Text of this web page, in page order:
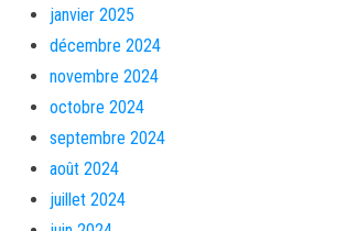
janvier 2025
décembre 2024
novembre 2024
octobre 2024
septembre 2024
août 2024
juillet 2024